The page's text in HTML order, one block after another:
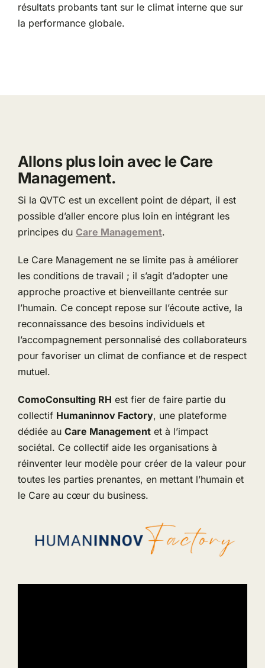
résultats probants tant sur le climat interne que sur
la performance globale.
Allons plus loin avec le Care
Management.
Si la QVTC est un excellent point de départ, il est
possible d’aller encore plus loin en intégrant les
principes du Care Management.
Le Care Management ne se limite pas à améliorer
les conditions de travail ; il s’agit d’adopter une
approche proactive et bienveillante centrée sur
l’humain. Ce concept repose sur l’écoute active, la
reconnaissance des besoins individuels et
l’accompagnement personnalisé des collaborateurs
pour favoriser un climat de confiance et de respect
mutuel.
ComoConsulting RH est fier de faire partie du
collectif Humaninnov Factory, une plateforme
dédiée au Care Managementet à l’impact
sociétal. Ce collectif aide les organisations à
réinventer leur modèle pour créer de la valeur pour
toutes les parties prenantes, en mettant l’humain et
le Care au cœur du business.